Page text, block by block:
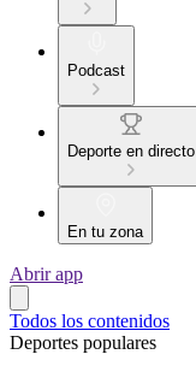
Podcast
Deporte en directo
En tu zona
Abrir app
Todos los contenidos
Deportes populares